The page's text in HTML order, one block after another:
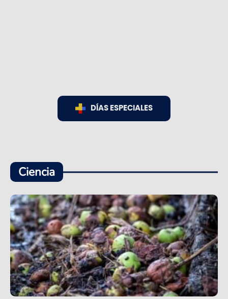
DÍAS ESPECIALES
Ciencia